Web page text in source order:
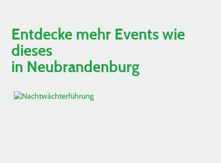
Entdecke mehr Events wie
dieses
in Neubrandenburg